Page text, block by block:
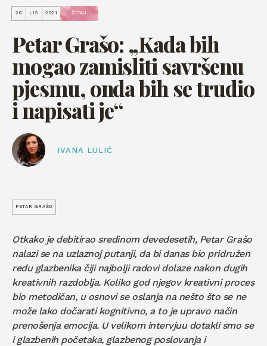
26 LIS 2021 ČITAJ
Petar Grašo: „Kada bih
mogao zamisliti savršenu
pjesmu, onda bih se trudio
i napisati je“
IVANA LULIĆ
PETAR GRAŠO
Otkako je debitirao sredinom devedesetih, Petar Grašo
nalazi se na uzlaznoj putanji, da bi danas bio pridružen
redu glazbenika čiji najbolji radovi dolaze nakon dugih
kreativnih razdoblja. Koliko god njegov kreativni proces
bio metodičan, u osnovi se oslanja na nešto što se ne
može lako dočarati kognitivno, a to je upravo način
prenošenja emocija. U velikom intervjuu dotakli smo se
i glazbenih početaka, glazbenog poslovanja i